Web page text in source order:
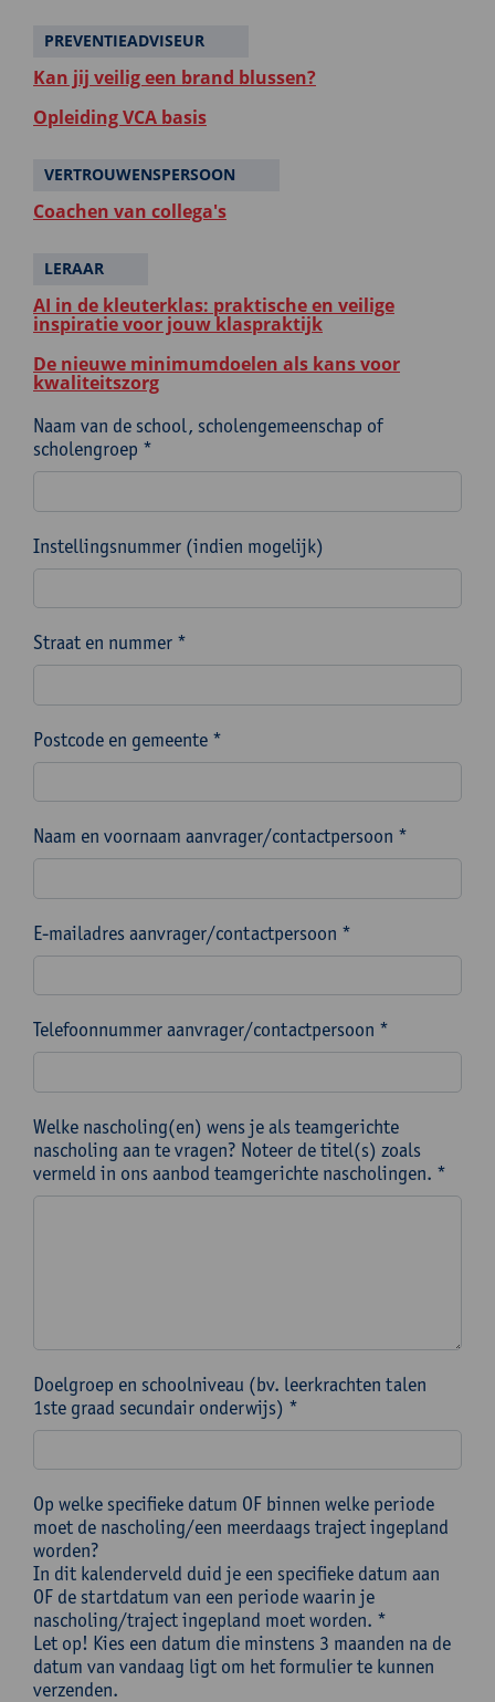
PREVENTIEADVISEUR
Kan jij veilig een brand blussen?
Opleiding VCA basis
VERTROUWENSPERSOON
Coachen van collega's
LERAAR
AI in de kleuterklas: praktische en veilige
inspiratie voor jouw klaspraktijk
De nieuwe minimumdoelen als kans voor
kwaliteitszorg
Naam van de school, scholengemeenschap of
scholengroep *
Instellingsnummer (indien mogelijk)
Straat en nummer *
Postcode en gemeente *
Naam en voornaam aanvrager/contactpersoon *
E-mailadres aanvrager/contactpersoon *
Telefoonnummer aanvrager/contactpersoon *
Welke nascholing(en) wens je als teamgerichte
nascholing aan te vragen? Noteer de titel(s) zoals
vermeld in ons aanbod teamgerichte nascholingen. *
Doelgroep en schoolniveau (bv. leerkrachten talen
1ste graad secundair onderwijs) *
Op welke specifieke datum OF binnen welke periode
moet de nascholing/een meerdaags traject ingepland
worden?
In dit kalenderveld duid je een specifieke datum aan
OF de startdatum van een periode waarin je
nascholing/traject ingepland moet worden. *
Let op! Kies een datum die minstens 3 maanden na de
datum van vandaag ligt om het formulier te kunnen
verzenden.